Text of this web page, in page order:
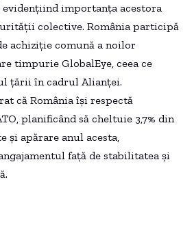
evidențiind importanța acestora
colective. România participă
achiziție comună a noilor
timpurie GlobalEye, ceea ce
țării în cadrul Alianței.
că România își respectă
planificând să cheltuie 3,7% din
și apărare anul acesta,
față de stabilitatea și